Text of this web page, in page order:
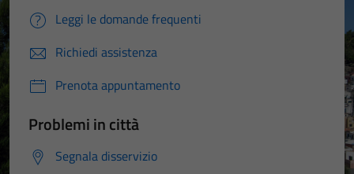
Leggi le domande frequenti
Richiedi assistenza
Prenota appuntamento
Problemi in città
Segnala disservizio